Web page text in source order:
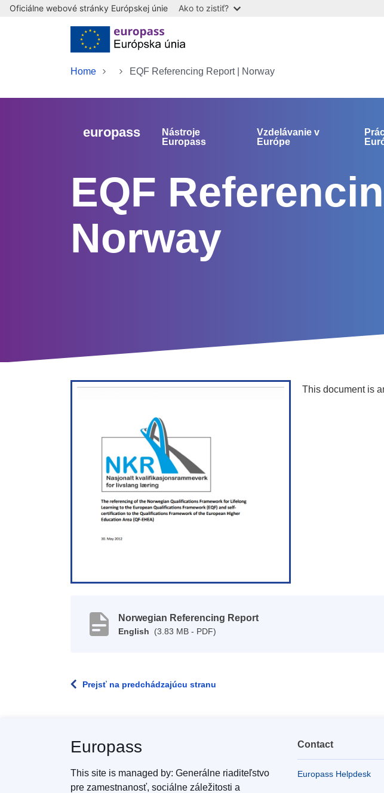
Skip to main content
Oficiálne webové stránky Európskej únie Ako to zistiť?
Home EQF Referencing Report | Norway
europass
Nástroje
Europass
Vzdelávanie v
Európe
EQF
Norway
This document is
Norwegian Referencing Report
English (3.83 MB - PDF)
Prejsť na predchádzajúcu stranu
Europass
This site is managed by: Generálne riaditeľstvo
pre zamestnanosť, sociálne záležitosti a
Contact
Europass Helpdesk